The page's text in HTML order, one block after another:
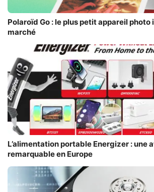
Polaroïd Go : le plus petit appareil
marché
L’alimentation portable Energizer : une
remarquable en Europe